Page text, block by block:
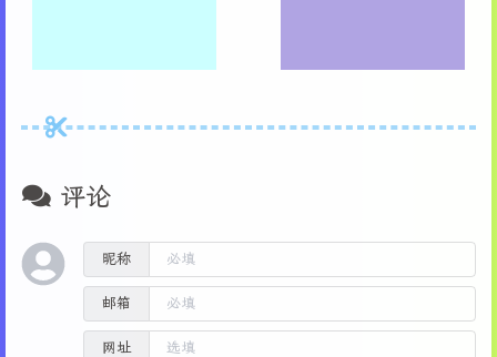
评论
昵称
邮箱
网址